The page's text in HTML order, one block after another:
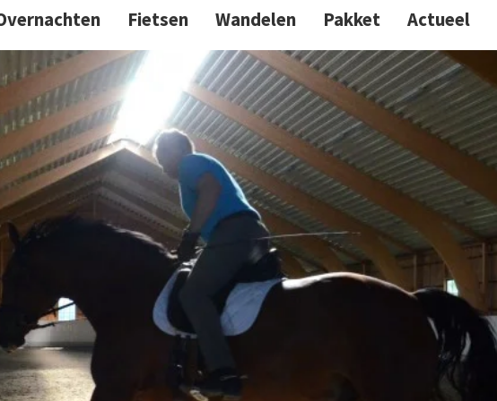
Fietsen Wandelen Pakket Actueel